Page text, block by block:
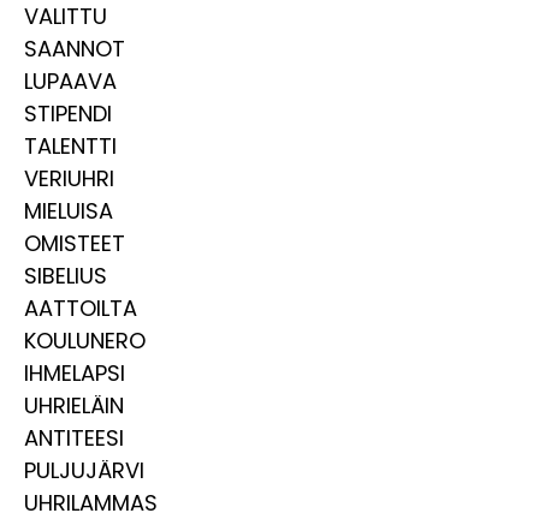
VALITTU
SAANNOT
LUPAAVA
STIPENDI
TALENTTI
VERIUHRI
MIELUISA
OMISTEET
SIBELIUS
AATTOILTA
KOULUNERO
IHMELAPSI
UHRIELÄIN
ANTITEESI
PULJUJÄRVI
UHRILAMMAS